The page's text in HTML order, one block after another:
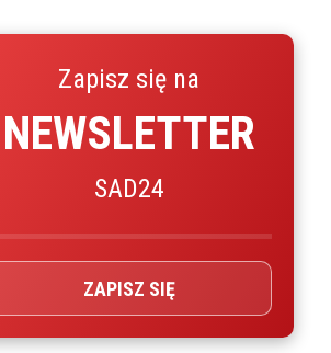
Zapisz się na
NEWSLETTER
SAD24
ZAPISZ SIĘ